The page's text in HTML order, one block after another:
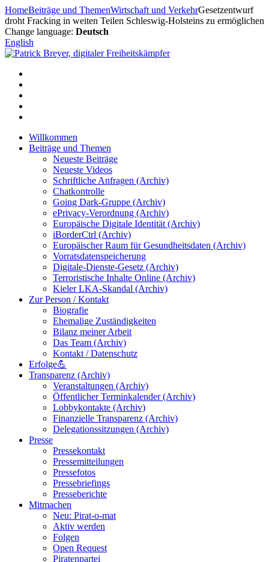
Zum
Inhalt
springen
HomeBeiträge und ThemenWirtschaft und VerkehrGesetzentwurf
droht Fracking in weiten Teilen Schleswig-Holsteins zu ermöglichen
Change language: Deutsch
English
Willkommen
Beiträge und Themen
Neueste Beiträge
Neueste Videos
Schriftliche Anfragen (Archiv)
Chatkontrolle
Going Dark-Gruppe (Archiv)
ePrivacy-Verordnung (Archiv)
Europäische Digitale Identität (Archiv)
iBorderCtrl (Archiv)
Europäischer Raum für Gesundheitsdaten (Archiv)
Vorratsdatenspeicherung
Digitale-Dienste-Gesetz (Archiv)
Terroristische Inhalte Online (Archiv)
Kieler LKA-Skandal (Archiv)
Zur Person / Kontakt
Biografie
Ehemalige Zuständigkeiten
Bilanz meiner Arbeit
Das Team (Archiv)
Kontakt / Datenschutz
Erfolge💪
Transparenz (Archiv)
Veranstaltungen (Archiv)
Öffentlicher Terminkalender (Archiv)
Lobbykontakte (Archiv)
Finanzielle Transparenz (Archiv)
Delegationssitzungen (Archiv)
Presse
Pressekontakt
Pressemitteilungen
Pressefotos
Pressebriefings
Presseberichte
Mitmachen
Neu: Pirat-o-mat
Aktiv werden
Folgen
Open Request
Piratenpartei